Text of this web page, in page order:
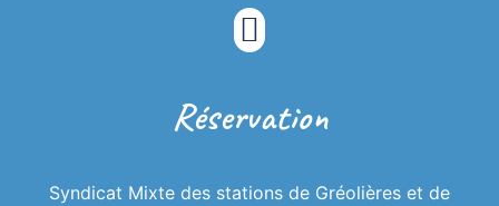
Réservation
Syndicat Mixte des stations de Gréolières et de